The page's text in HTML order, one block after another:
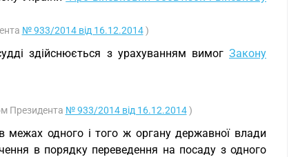
№ 933/2014 від 16.12.2014)
здійснюється з урахуванням вимог Закону
Президента № 933/2014 від 16.12.2014)
межах одного і того ж органу державної влади
в порядку переведення на посаду з одного